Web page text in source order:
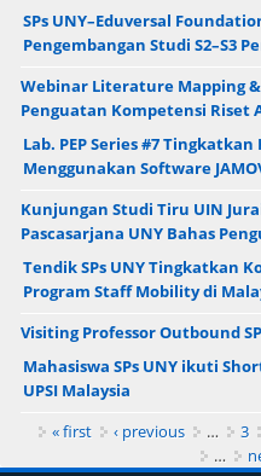
SPs UNY–Eduversal
Pengembangan Studi S2–S3
Webinar Literature Mapping &
Penguatan Kompetensi Riset
Lab. PEP Series #7
Menggunakan Software
Kunjungan Studi Tiru UIN
Pascasarjana UNY Bahas
Tendik SPs UNY Tingkatkan
Program Staff Mobility di
Visiting Professor Outbound
Mahasiswa SPs UNY ikuti
UPSI Malaysia
Pages
« first ‹ previous … 3
…